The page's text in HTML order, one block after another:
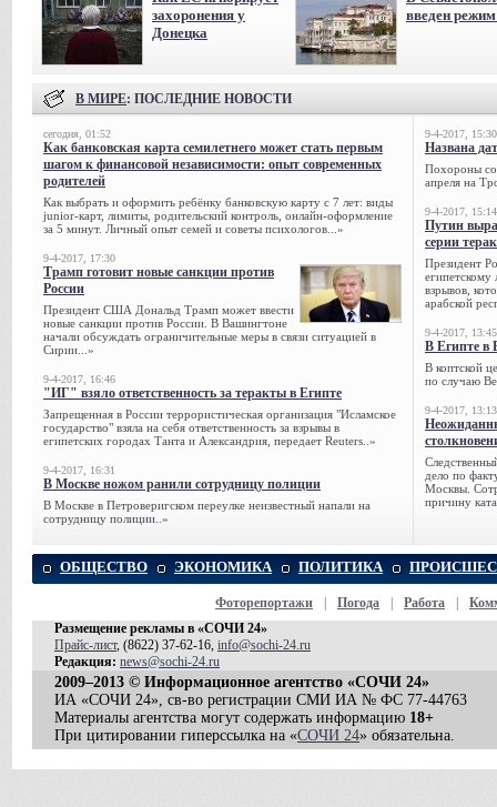
захоронения у
Донецка
введен
В МИРЕ: ПОСЛЕДНИЕ НОВОСТИ
сегодня, 01:52
Как банковская карта семилетнего может стать первым
шагом к финансовой независимости: опыт современных
родителей
Как выбрать и оформить ребёнку банковскую карту с 7 лет: виды
junior-карт, лимиты, родительский контроль, онлайн-оформление
за 5 минут. Личный опыт семей и советы психологов...»
9-4-2017, 17:30
Трамп готовит новые санкции против
России
Президент США Дональд Трамп может ввести
новые санкции против России. В Вашингтоне
начали обсуждать ограничительные меры в связи ситуацией в
Сирии...»
9-4-2017, 16:46
"ИГ" взяло ответственность за теракты в Египте
Запрещенная в России террористическая организация "Исламское
государство" взяла на себя ответственность за взрывы в
египетских городах Танта и Александрия, передает Reuters..»
9-4-2017, 16:31
В Москве ножом ранили сотрудницу полиции
В Москве в Петроверигском переулке неизвестный напали на
сотрудницу полиции..»
9-4-2017, 15:30
Названа
Похороны
апреля на
9-4-2017, 15:14
Путин
серии
Президент
египетскому
взрывов,
арабской
9-4-2017, 13:45
В Египте в
В коптской
по случаю
9-4-2017, 13:13
дело по
Москвы.
причину
ОБЩЕСТВО ЭКОНОМИКА ПОЛИТИКА
Фоторепортажи Погода Работа
Размещение рекламы в «СОЧИ 24»
Прайс-лист, (8622) 37-62-16, info@sochi-24.ru
Редакция: news@sochi-24.ru
2009–2013 © Информационное агентство «СОЧИ 24»
ИА «СОЧИ 24», св-во регистрации СМИ ИА № ФС 77-44763
Материалы агентства могут содержать информацию 18+
При цитировании гиперссылка на «СОЧИ 24» обязательна.